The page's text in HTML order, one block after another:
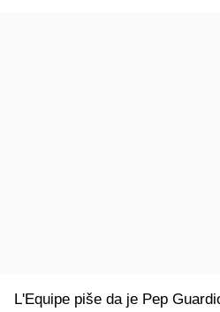
L'Equipe piše da je Pep